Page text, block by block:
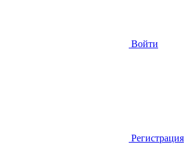
Войти
Регистрация